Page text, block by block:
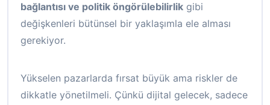
bağlantısı ve politik öngörülebilirlik gibi
değişkenleri bütünsel bir yaklaşımla ele alması
gerekiyor.
Yükselen pazarlarda fırsat büyük ama riskler de
dikkatle yönetilmeli. Çünkü dijital gelecek, sadece